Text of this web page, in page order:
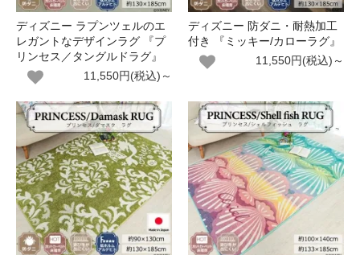
ディズニー ラプンツェルのエ
レガントなデザインラグ 『プ
リンセス／タングルドラグ』
11,550円(税込)～
ディズニー 防ダニ・耐熱加工
付き 『ミッキー/カローラグ』
11,550円(税込)～